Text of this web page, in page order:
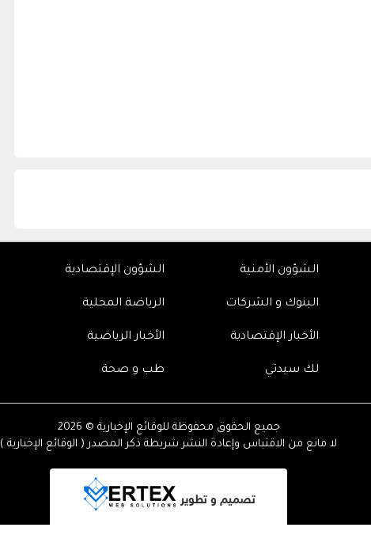
الشؤون الأمنية الشؤون الإقتصادية
البنوك و الشركات الرياضة المحلية
الأخبار الإقتصادية الأخبار الرياضية
لك سيدتي طب و صحة
جميع الحقوق محفوظة للوقائع الإخبارية © 2026
لا مانع من الاقتباس وإعادة النشر شريطة ذكر المصدر ( الوقائع الإخبارية )
تصميم و تطوير